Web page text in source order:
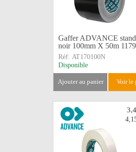
Gaffer ADVANCE
noir 100mm X 50m
Réf: AT170100N
Disponible
ajouter au panier voir